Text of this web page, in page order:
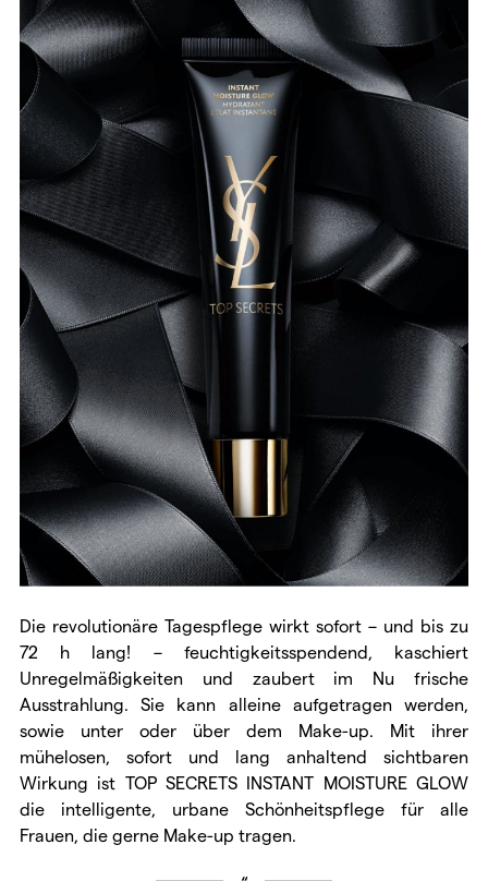
Die revolutionäre Tagespflege wirkt sofort – und bis zu
72 h lang! – feuchtigkeitsspendend, kaschiert
Unregelmäßigkeiten und zaubert im Nu frische
Ausstrahlung. Sie kann alleine aufgetragen werden,
sowie unter oder über dem Make-up. Mit ihrer
mühelosen, sofort und lang anhaltend sichtbaren
Wirkung ist TOP SECRETS INSTANT MOISTURE GLOW
die intelligente, urbane Schönheitspflege für alle
Frauen, die gerne Make-up tragen.